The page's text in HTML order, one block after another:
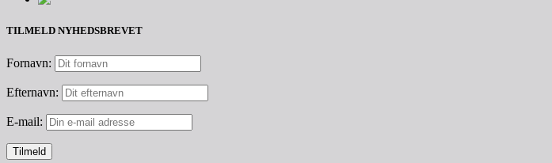
TILMELD NYHEDSBREVET
Fornavn:
Efternavn:
E-mail: